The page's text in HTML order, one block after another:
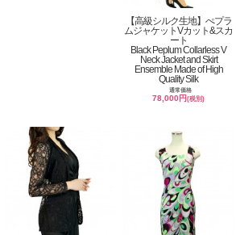
【高級シルク生地】ぺプラ
ムジャケットVカット&スカ
ート
Black Peplum Collarless V
Neck Jacket and Skirt
Ensemble Made of High
Quality Silk
通常価格
78,000円(税別)